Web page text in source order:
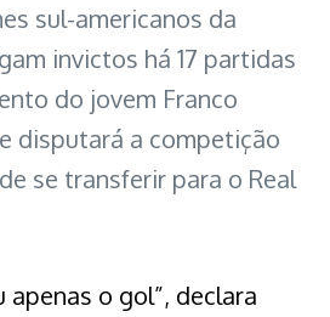
sul-americanos da
invictos há 17 partidas
do jovem Franco
disputará a competição
se transferir para o Real
apenas o gol”, declara